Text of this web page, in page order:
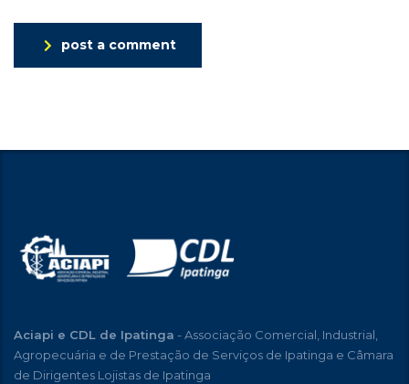
post a comment
Aciapi e CDL de Ipatinga - Associação Comercial, Industrial,
Agropecuária e de Prestação de Serviços de Ipatinga e Câmara
de Dirigentes Lojistas de Ipatinga